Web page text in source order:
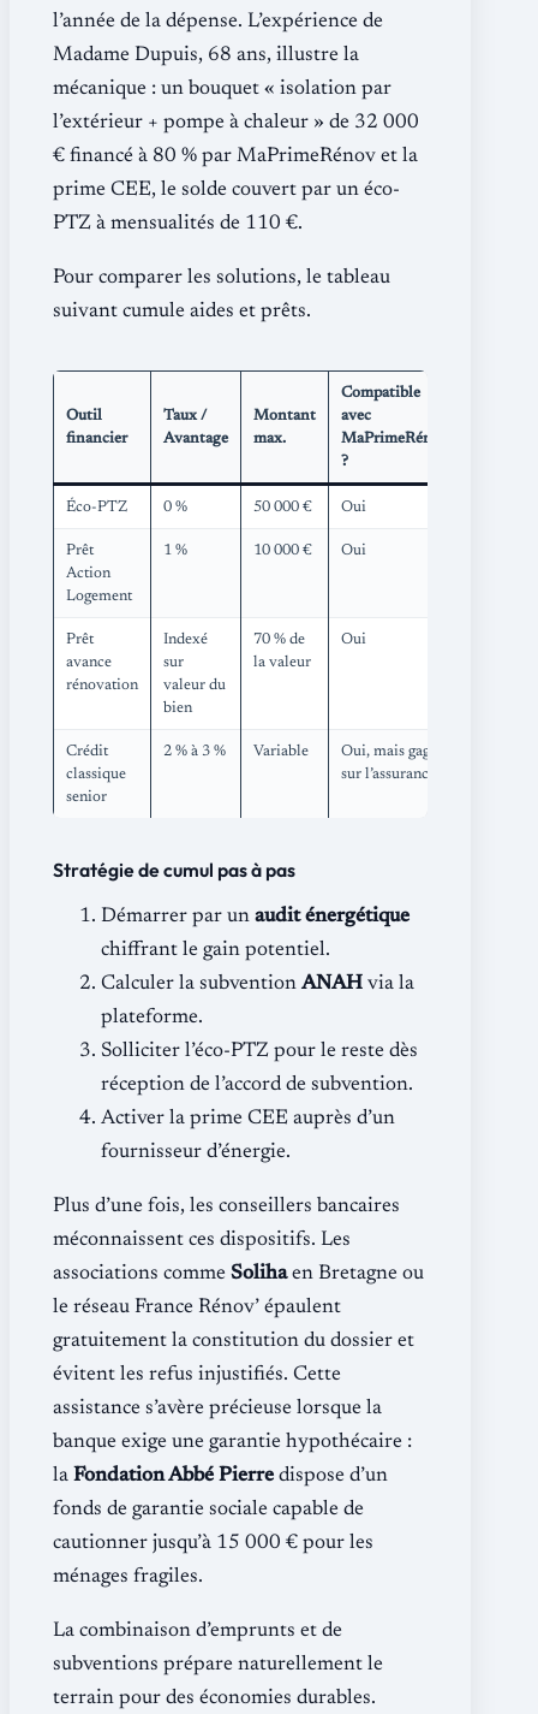
l’année de la dépense. L’expérience de
Madame Dupuis, 68 ans, illustre la
mécanique : un bouquet « isolation par
l’extérieur + pompe à chaleur » de 32 000
€ financé à 80 % par MaPrimeRénov et la
prime CEE, le solde couvert par un éco-
PTZ à mensualités de 110 €.
Pour comparer les solutions, le tableau
suivant cumule aides et prêts.
Outil
financier
Taux /
Avantage
Montant
max.
Compatible
avec
MaPrimeRénov
?
Éco-PTZ 0 % 50 000 € Oui
Prêt
Action
Logement
1 % 10 000 € Oui
Prêt
avance
rénovation
Indexé
sur
valeur du
bien
70 % de
la valeur
Oui
Crédit
classique
senior
2 % à 3 % Variable
Oui, mais gage
sur l’assurance
Stratégie de cumul pas à pas
Démarrer par un audit énergétique
chiffrant le gain potentiel.
Calculer la subvention ANAH via la
plateforme.
Solliciter l’éco-PTZ pour le reste dès
réception de l’accord de subvention.
Activer la prime CEE auprès d’un
fournisseur d’énergie.
Plus d’une fois, les conseillers bancaires
méconnaissent ces dispositifs. Les
associations comme Solihaen Bretagne ou
le réseau France Rénov’ épaulent
gratuitement la constitution du dossier et
évitent les refus injustifiés. Cette
assistance s’avère précieuse lorsque la
banque exige une garantie hypothécaire :
la Fondation Abbé Pierre dispose d’un
fonds de garantie sociale capable de
cautionner jusqu’à 15 000 € pour les
ménages fragiles.
La combinaison d’emprunts et de
subventions prépare naturellement le
terrain pour des économies durables.